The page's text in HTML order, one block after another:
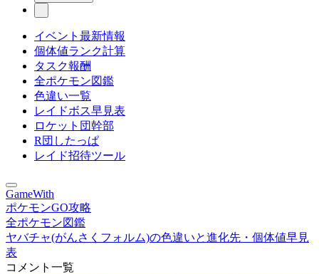
イベント最新情報
個体値ランク計算
タスク報酬
全ポケモン図鑑
色違い一覧
レイドボス早見表
ロケット団幹部
R団したっぱ
レイド招待ツール
GameWith
ポケモンGO攻略
全ポケモン図鑑
ヤバチャ(がんさくフォルム)の色違いと進化先・個体値早見
表
コメント一覧